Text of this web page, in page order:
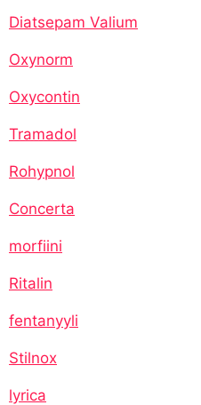
Diatsepam Valium
Oxynorm
Oxycontin
Tramadol
Rohypnol
Concerta
morfiini
Ritalin
fentanyyli
Stilnox
lyrica